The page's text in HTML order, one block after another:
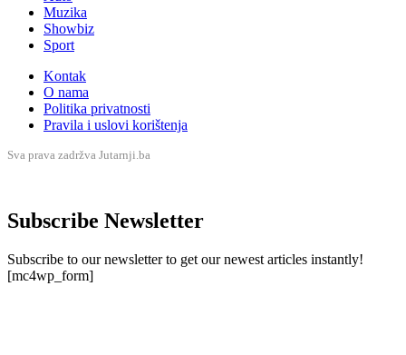
Muzika
Showbiz
Sport
Kontak
O nama
Politika privatnosti
Pravila i uslovi korištenja
Sva prava zadržva Jutarnji.ba
Subscribe Newsletter
Subscribe to our newsletter to get our newest articles instantly!
[mc4wp_form]